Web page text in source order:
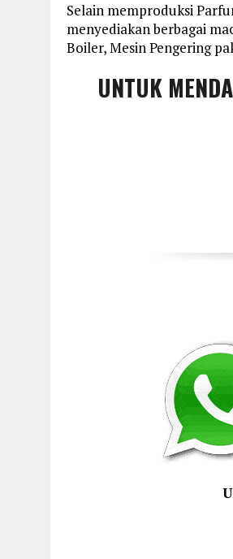
Selain memproduksi
menyediakan berbagai
Boiler, Mesin Pengering
UNTUK